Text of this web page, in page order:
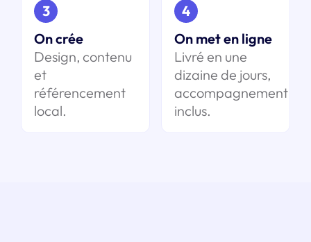
3
On crée
Design, contenu
et
référencement
local.
4
On met en ligne
Livré en une
dizaine de jours,
accompagnement
inclus.